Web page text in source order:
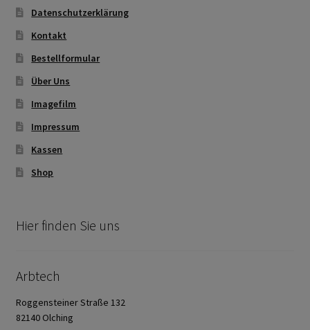
Datenschutzerklärung
Kontakt
Bestellformular
Über Uns
Imagefilm
Impressum
Kassen
Shop
Hier finden Sie uns
Arbtech
Roggensteiner Straße 132
82140 Olching